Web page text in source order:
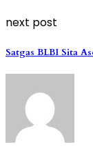
next post
Satgas BLBI Sita